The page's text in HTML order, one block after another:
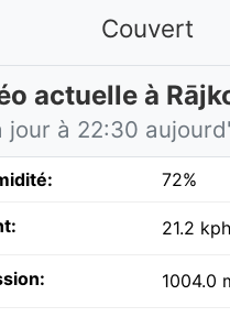
Couvert
actuelle à
jour à 22:30
72%
21.2
1004.0